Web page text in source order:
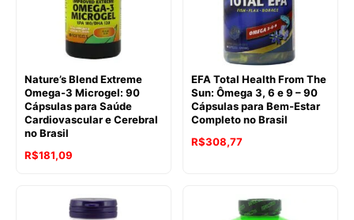
Nature’s Blend Extreme
Omega-3 Microgel: 90
Cápsulas para Saúde
Cardiovascular e Cerebral
no Brasil
R$181,09
EFA Total Health From The
Sun: Ômega 3, 6 e 9 – 90
Cápsulas para Bem-Estar
Completo no Brasil
R$308,77